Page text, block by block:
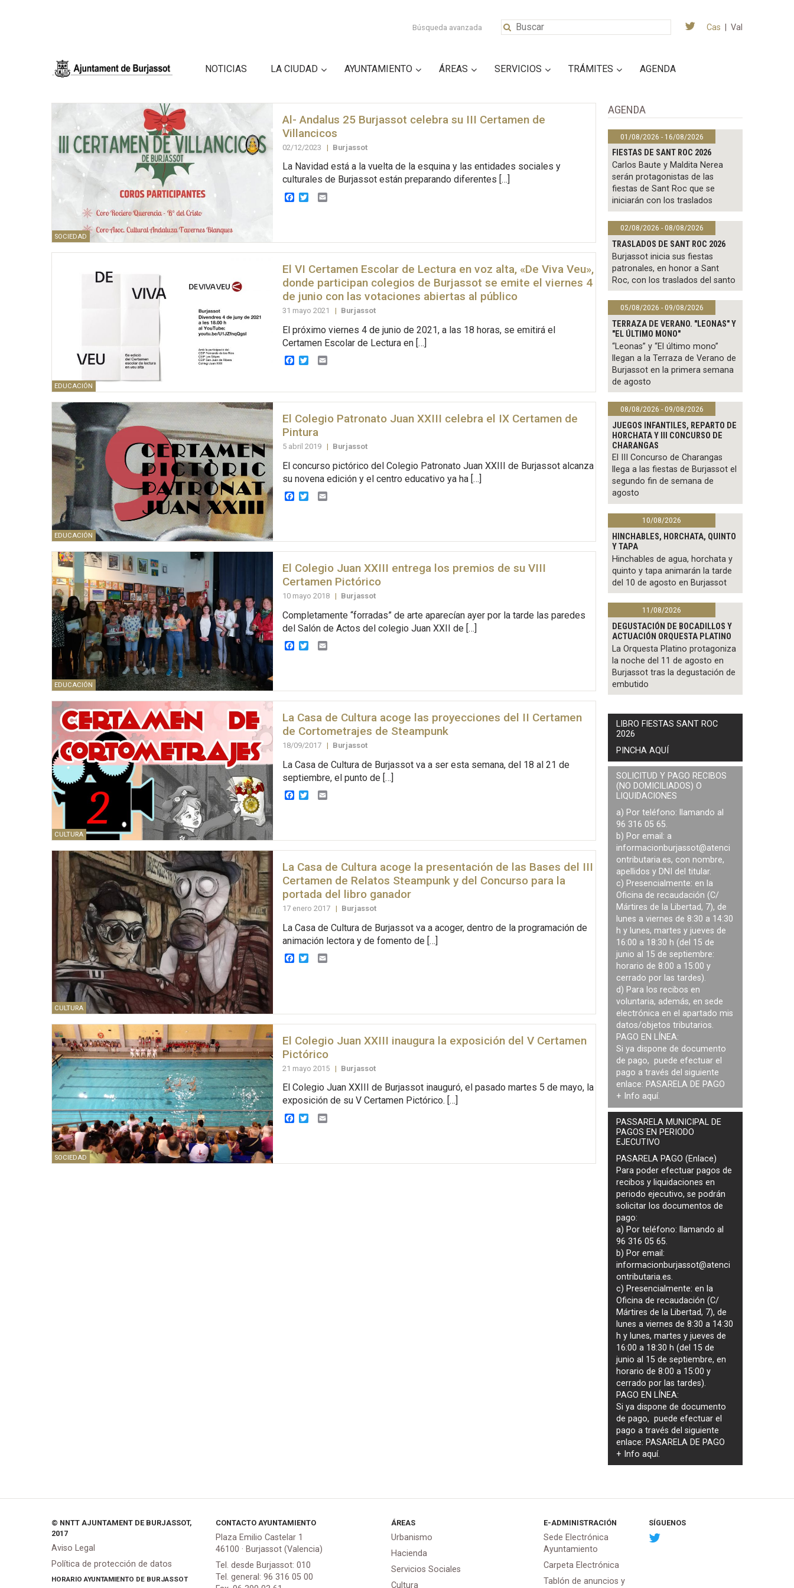
Búsqueda avanzada Cas Val
NOTICIAS LA CIUDAD AYUNTAMIENTO ÁREAS SERVICIOS TRÁMITES AGENDA
SOCIEDAD
Al- Andalus 25 Burjassot celebra su III Certamen de
Villancicos
02/12/2023 | Burjassot
La Navidad está a la vuelta de la esquina y las entidades sociales y
culturales de Burjassot están preparando diferentes […]
Facebook
TwitterEmail
EDUCACIÓN
El VI Certamen Escolar de Lectura en voz alta, «De Viva Veu»,
donde participan colegios de Burjassot se emite el viernes 4
de junio con las votaciones abiertas al público
31 mayo 2021 | Burjassot
El próximo viernes 4 de junio de 2021, a las 18 horas, se emitirá el
Certamen Escolar de Lectura en […]
Facebook
TwitterEmail
EDUCACIÓN
El Colegio Patronato Juan XXIII celebra el IX Certamen de
Pintura
5 abril 2019 | Burjassot
El concurso pictórico del Colegio Patronato Juan XXIII de Burjassot alcanza
su novena edición y el centro educativo ya ha […]
Facebook
TwitterEmail
EDUCACIÓN
El Colegio Juan XXIII entrega los premios de su VIII
Certamen Pictórico
10 mayo 2018 | Burjassot
Completamente “forradas” de arte aparecían ayer por la tarde las paredes
del Salón de Actos del colegio Juan XXII de […]
Facebook
TwitterEmail
CULTURA
La Casa de Cultura acoge las proyecciones del II Certamen
de Cortometrajes de Steampunk
18/09/2017 | Burjassot
La Casa de Cultura de Burjassot va a ser esta semana, del 18 al 21 de
septiembre, el punto de […]
Facebook
TwitterEmail
CULTURA
La Casa de Cultura acoge la presentación de las Bases del III
Certamen de Relatos Steampunk y del Concurso para la
portada del libro ganador
17 enero 2017 | Burjassot
La Casa de Cultura de Burjassot va a acoger, dentro de la programación de
animación lectora y de fomento de […]
Facebook
Twitter
SOCIEDAD
El Colegio Juan XXIII inaugura la exposición del V Certamen
Pictórico
21 mayo 2015 | Burjassot
El Colegio Juan XXIII de Burjassot inauguró, el pasado martes 5 de mayo, la
exposición de su V Certamen Pictórico. […]
Facebook
TwitterEmail
AGENDA
01/08/2026 - 16/08/2026
FIESTAS DE SANT ROC 2026
Carlos Baute y Maldita Nerea
serán protagonistas de las
fiestas de Sant Roc que se
iniciarán con los traslados
02/08/2026 - 08/08/2026
TRASLADOS DE SANT ROC 2026
Burjassot inicia sus fiestas
patronales, en honor a Sant
Roc, con los traslados del santo
05/08/2026 - 09/08/2026
TERRAZA DE VERANO. "LEONAS" Y
"EL ÚLTIMO MONO"
“Leonas” y “El último mono”
llegan a la Terraza de Verano de
Burjassot en la primera semana
de agosto
08/08/2026 - 09/08/2026
JUEGOS INFANTILES, REPARTO DE
HORCHATA Y III CONCURSO DE
CHARANGAS
El III Concurso de Charangas
llega a las fiestas de Burjassot el
segundo fin de semana de
agosto
10/08/2026
HINCHABLES, HORCHATA, QUINTO
Y TAPA
Hinchables de agua, horchata y
quinto y tapa animarán la tarde
del 10 de agosto en Burjassot
11/08/2026
DEGUSTACIÓN DE BOCADILLOS Y
ACTUACIÓN ORQUESTA PLATINO
La Orquesta Platino protagoniza
la noche del 11 de agosto en
Burjassot tras la degustación de
embutido
LIBRO FIESTAS SANT ROC
2026
PINCHA AQUÍ
SOLICITUD Y PAGO RECIBOS
(NO DOMICILIADOS) O
LIQUIDACIONES
a) Por teléfono: llamando al
96 316 05 65.
b) Por email: a
informacionburjassot@atenci
ontributaria.es, con nombre,
apellidos y DNI del titular.
c) Presencialmente: en la
Oficina de recaudación (C/
Mártires de la Libertad, 7), de
lunes a viernes de 8:30 a 14:30
h y lunes, martes y jueves de
16:00 a 18:30 h (del 15 de
junio al 15 de septiembre:
horario de 8:00 a 15:00 y
cerrado por las tardes).
d) Para los recibos en
voluntaria, además, en sede
electrónica en el apartado mis
datos/objetos tributarios.
PAGO EN LÍNEA:
Si ya dispone de documento
de pago, puede efectuar el
pago a través del siguiente
enlace: PASARELA DE PAGO
+ Info aquí.
PASSARELA MUNICIPAL DE
PAGOS EN PERIODO
EJECUTIVO
PASARELA PAGO (Enlace)
Para poder efectuar pagos de
recibos y liquidaciones en
periodo ejecutivo, se podrán
solicitar los documentos de
pago:
a) Por teléfono: llamando al
96 316 05 65.
b) Por email:
informacionburjassot@atenci
ontributaria.es.
c) Presencialmente: en la
Oficina de recaudación (C/
Mártires de la Libertad, 7), de
lunes a viernes de 8:30 a 14:30
h y lunes, martes y jueves de
16:00 a 18:30 h (del 15 de
junio al 15 de septiembre, en
horario de 8:00 a 15:00 y
cerrado por las tardes).
PAGO EN LÍNEA:
Si ya dispone de documento
de pago, puede efectuar el
pago a través del siguiente
enlace: PASARELA DE PAGO
+ Infoaquí.
© NNTT AJUNTAMENT DE BURJASSOT,
2017
Aviso Legal
Política de protección de datos
HORARIO AYUNTAMIENTO DE BURJASSOT
CONTACTO AYUNTAMIENTO
Plaza Emilio Castelar 1
46100 · Burjassot (Valencia)
Tel. desde Burjassot: 010
Tel. general: 96 316 05 00
ÁREAS
Urbanismo
Hacienda
Servicios Sociales
Cultura
E-ADMINISTRACIÓN
Sede Electrónica
Ayuntamiento
Carpeta Electrónica
Tablón de anuncios y
SÍGUENOS